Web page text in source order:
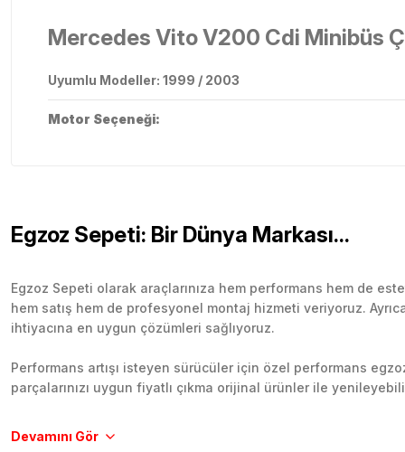
Mercedes Vito V200 Cdi Minibüs
Uyumlu Modeller: 1999 / 2003
Motor Seçeneği:
Egzoz Sepeti: Bir Dünya Markası...
Egzoz Sepeti olarak araçlarınıza hem performans hem de
hem satış hem de profesyonel montaj hizmeti veriyoruz.
ihtiyacına en uygun çözümleri sağlıyoruz.
Performans artışı isteyen sürücüler için özel performans
parçalarınızı uygun fiyatlı çıkma orijinal ürünler ile
Tüm ürünlerimiz orijinal, dayanıklı ve uzun ömürlüdür.